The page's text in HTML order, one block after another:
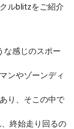
ルblitzをご紹介
な感じのスポー
ンやゾーンディ
り、そこの中で
終始走り回るの